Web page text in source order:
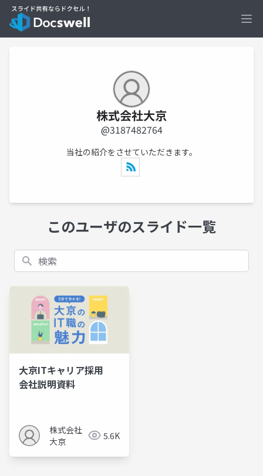
株式会社大京
@3187482764
当社の紹介をさせていただきます。
このユーザのスライド一覧
検索
大京ITキャリア採用
会社説明資料
株式会社
大京
5.6K